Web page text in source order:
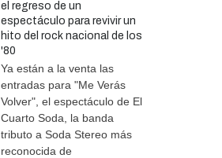
el regreso de un
espectáculo para revivir un
hito del rock nacional de los
'80
Ya están a la venta las
entradas para "Me Verás
Volver", el espectáculo de El
Cuarto Soda, la banda
tributo a Soda Stereo más
reconocida de